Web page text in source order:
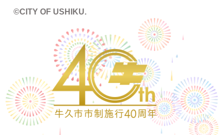
©CITY OF USHIKU.